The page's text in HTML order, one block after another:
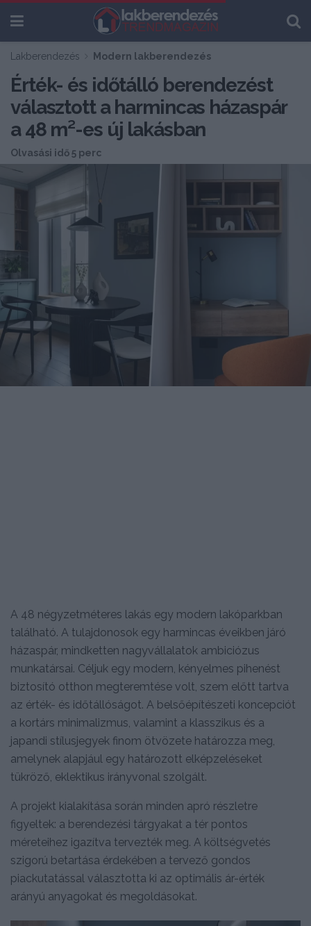
Lakberendezés Modern lakberendezés
Érték- és időtálló berendezést
választott a harmincas házaspár
a 48 m²-es új lakásban
Olvasási idő 5 perc
A 48 négyzetméteres lakás egy modern lakóparkban
található. A tulajdonosok egy harmincas éveikben járó
házaspár, mindketten nagyvállalatok ambiciózus
munkatársai. Céljuk egy modern, kényelmes pihenést
biztosító otthon megteremtése volt, szem előtt tartva
az érték- és időtállóságot. A belsőépítészeti koncepciót
a kortárs minimalizmus, valamint a klasszikus és a
japandi stílusjegyek finom ötvözete határozza meg,
amelynek alapjául egy határozott elképzeléseket
tükröző, eklektikus irányvonal szolgált.
A projekt kialakítása során minden apró részletre
figyeltek: a berendezési tárgyakat a tér pontos
méreteihez igazítva tervezték meg. A költségvetés
szigorú betartása érdekében a tervező gondos
piackutatással választotta ki az optimális ár-érték
arányú anyagokat és megoldásokat.